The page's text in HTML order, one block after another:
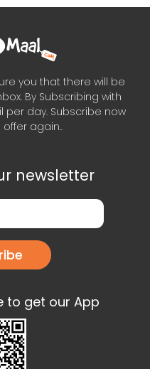
you that there will be
By Subscribing with
per day. Subscribe now
again..
newsletter
to get our App